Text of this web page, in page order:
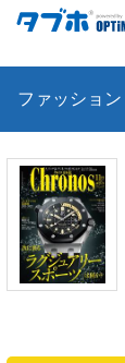
ファッション